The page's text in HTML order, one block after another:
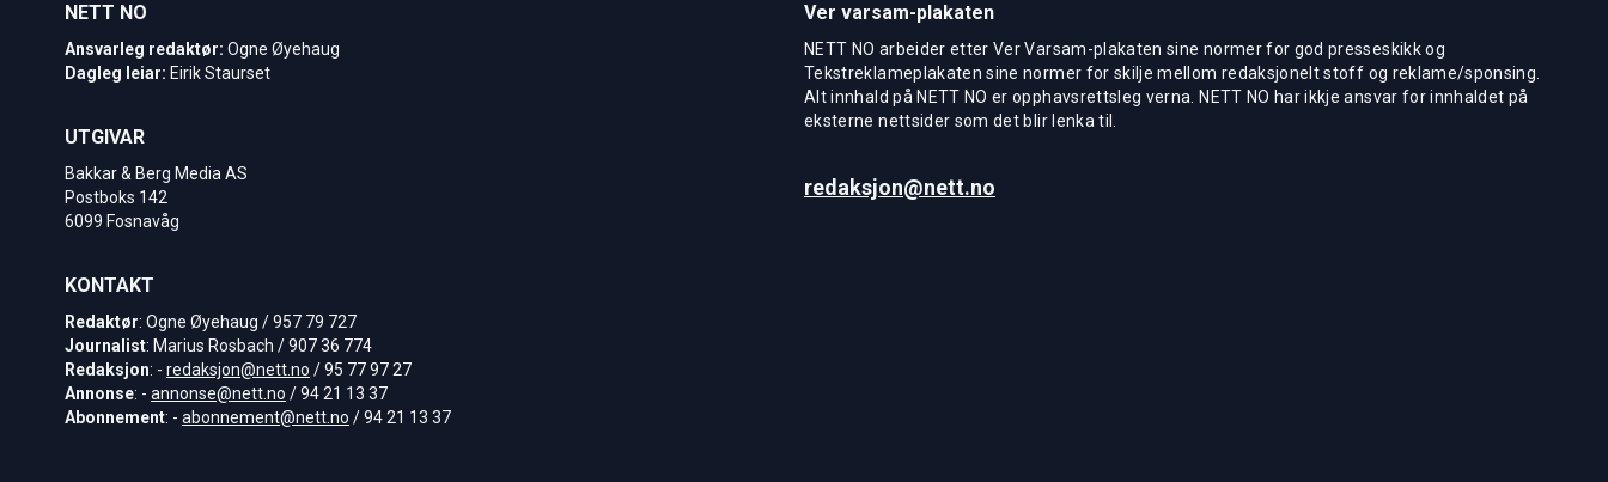
NETT NO
Ansvarleg redaktør: Ogne Øyehaug
Dagleg leiar: Eirik Staurset
UTGIVAR
Bakkar & Berg Media AS
Postboks 142
6099 Fosnavåg
KONTAKT
Redaktør: Ogne Øyehaug / 957 79 727
Journalist: Marius Rosbach / 907 36 774
Redaksjon: - redaksjon@nett.no / 95 77 97 27
Annonse: - annonse@nett.no / 94 21 13 37
Abonnement: - abonnement@nett.no / 94 21 13 37
Ver varsam-plakaten
NETT NO arbeider etter Ver Varsam-plakaten sine normer for god presseskikk og
Tekstreklameplakaten sine normer for skilje mellom redaksjonelt stoff og reklame/sponsing.
Alt innhald på NETT NO er opphavsrettsleg verna. NETT NO har ikkje ansvar for innhaldet på
eksterne nettsider som det blir lenka til.
redaksjon@nett.no